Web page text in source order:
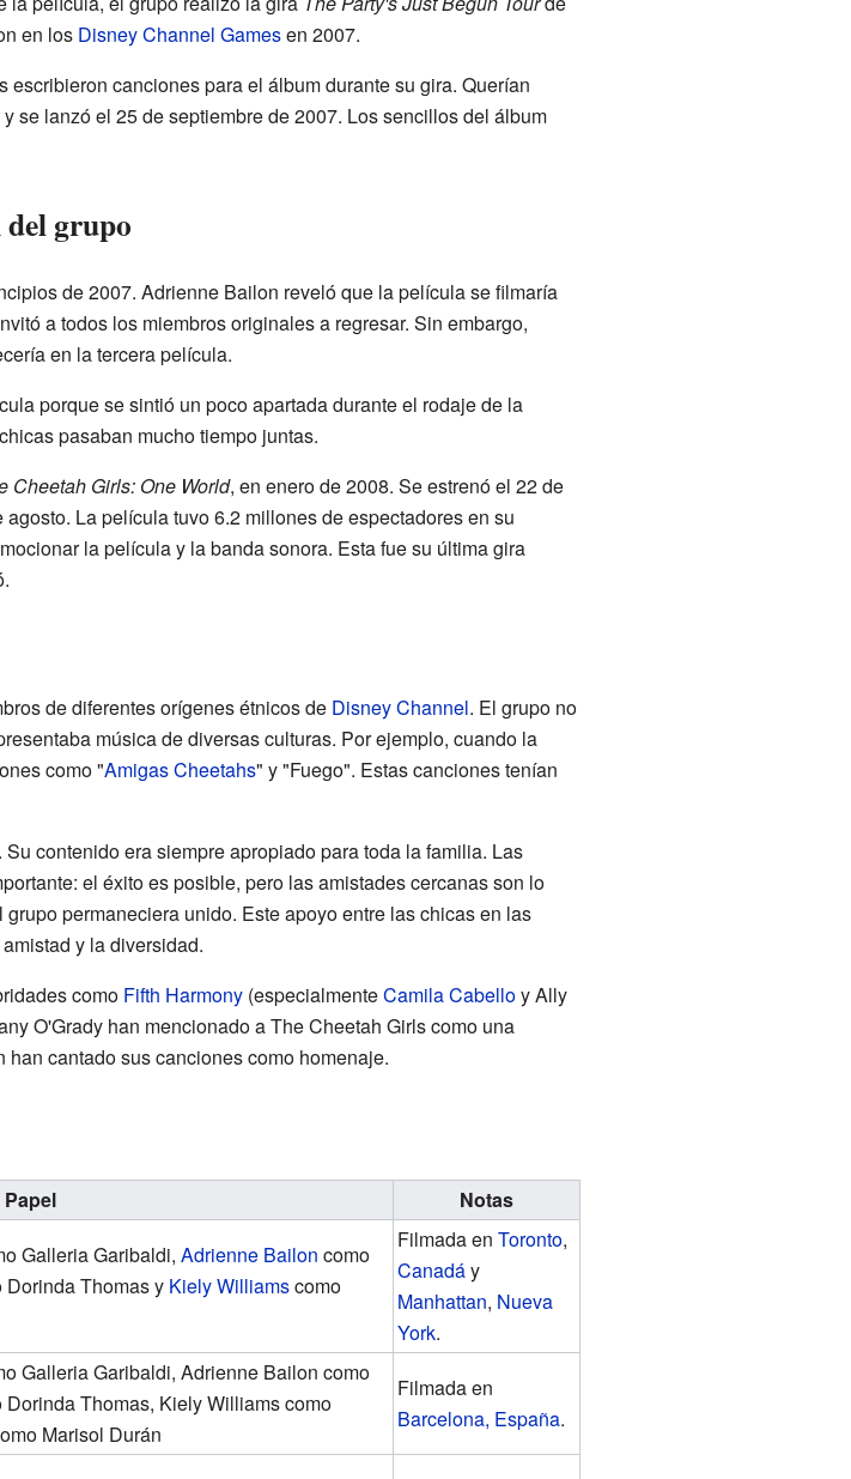
en los Disney Channel Gamesen 2007.
canciones para el álbum durante su gira. Querían
y se lanzó el 25 de septiembre de 2007. Los sencillos del álbum
grupo
de 2007. Adrienne Bailon reveló que la película se filmaría
a todos los miembros originales a regresar. Sin embargo,
en la tercera película.
porque se sintió un poco apartada durante el rodaje de la
pasaban mucho tiempo juntas.
Cheetah Girls: One World, en enero de 2008. Se estrenó el 22 de
La película tuvo 6.2 millones de espectadores en su
la película y la banda sonora. Esta fue su última gira
de diferentes orígenes étnicos de Disney Channel. El grupo no
música de diversas culturas. Por ejemplo, cuando la
como "Amigas Cheetahs" y "Fuego". Estas canciones tenían
contenido era siempre apropiado para toda la familia. Las
el éxito es posible, pero las amistades cercanas son lo
permaneciera unido. Este apoyo entre las chicas en las
y la diversidad.
como Fifth Harmony(especialmenteCamila Cabelloy Ally
O'Grady han mencionado a The Cheetah Girls como una
han cantado sus canciones como homenaje.
Papel Notas
Galleria Garibaldi, Adrienne Bailon como
Thomas y Kiely Williamscomo
Filmada en Toronto,
Canadáy
Manhattan, Nueva
York.
Galleria Garibaldi, Adrienne Bailon como
Thomas, Kiely Williams como
Marisol Durán
Filmada en
Barcelona, España.